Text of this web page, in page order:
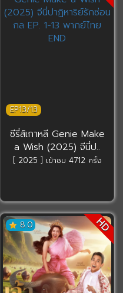
EP13/13
ซีรี่ส์เกาหลี Genie Make
a Wish (2025) จีนี่ป..
[ 2025 ] เข้าชม 4712 ครั้ง
8.0 HD